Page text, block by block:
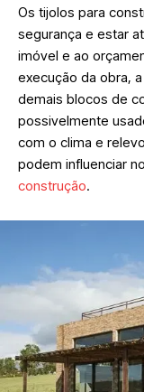
Os tijolos para
segurança e estar
imóvel e ao
execução da obra,
demais blocos de
possivelmente
com o clima e
podem influenciar
construção.